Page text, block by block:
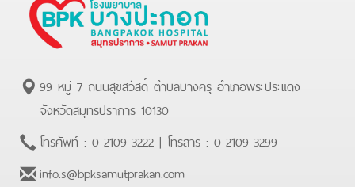
99 หมู่ 7 ถนนสุขสวัสดิ์ ตำบลบางครุ อำเภอพระประแดง
จังหวัดสมุทรปราการ 10130
โทรศัพท์ : 0-2109-3222 | โทรสาร : 0-2109-3299
info.s@bpksamutprakan.com